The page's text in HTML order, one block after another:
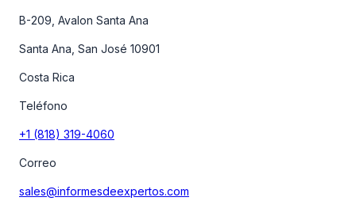
B-209, Avalon Santa Ana
Santa Ana, San José 10901
Costa Rica
Teléfono
+1 (818) 319-4060
Correo
sales@informesdeexpertos.com